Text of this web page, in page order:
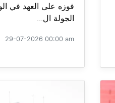
الجولة ال...
29-07-2026 00:00 am